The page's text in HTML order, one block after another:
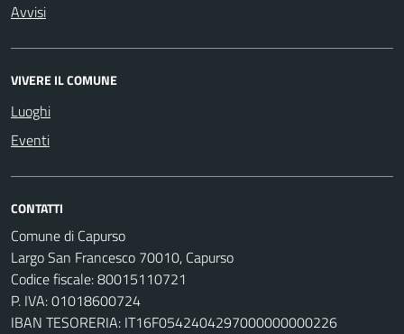
Avvisi
VIVERE IL COMUNE
Luoghi
Eventi
CONTATTI
Comune di Capurso
Largo San Francesco 70010, Capurso
Codice fiscale: 80015110721
P. IVA: 01018600724
IBAN TESORERIA: IT16F0542404297000000000226